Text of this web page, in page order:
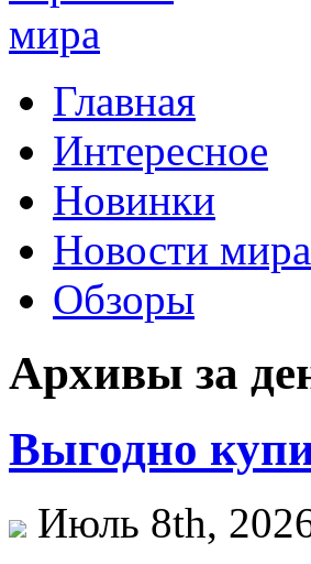
Главная
Интересное
Новинки
Новости
Обзоры
Архивы за
Выгодно
Июль 8th,